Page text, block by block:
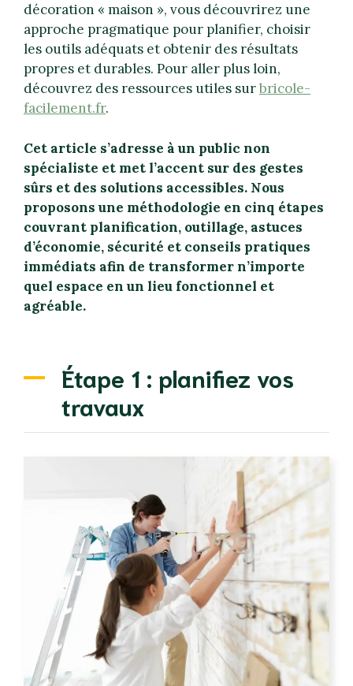
décoration « maison », vous découvrirez une
approche pragmatique pour planifier, choisir
les outils adéquats et obtenir des résultats
propres et durables. Pour aller plus loin,
découvrez des ressources utiles surbricole-
facilement.fr.
Cet article s’adresse à un public non
spécialiste et met l’accent sur des gestes
sûrs et des solutions accessibles. Nous
proposons une méthodologie en cinq étapes
couvrant planification, outillage, astuces
d’économie, sécurité et conseils pratiques
immédiats afin de transformer n’importe
quel espace en un lieu fonctionnel et
agréable.
Étape 1 : planifiez vos
travaux